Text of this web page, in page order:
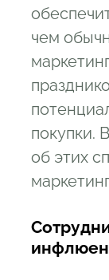
чем
покупки.
об этих